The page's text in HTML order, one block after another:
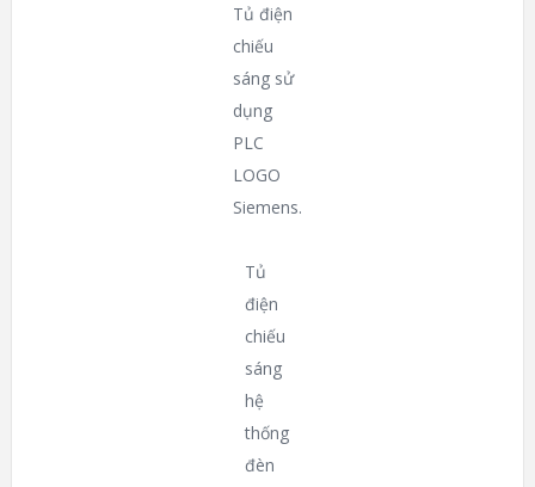
Tủ điện
chiếu
sáng sử
dụng
PLC
LOGO
Siemens.
Tủ
điện
chiếu
sáng
hệ
thống
đèn